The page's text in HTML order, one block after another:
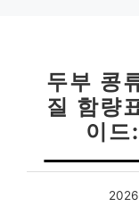
두부 콩
질 함량
이